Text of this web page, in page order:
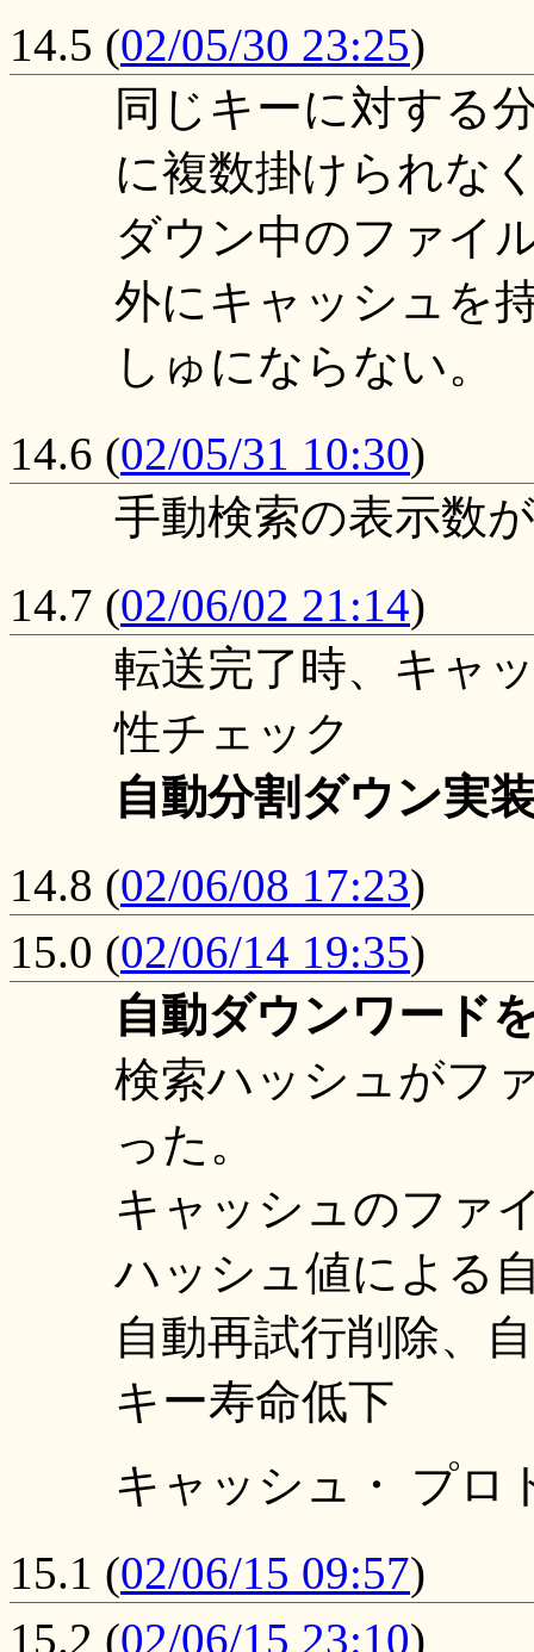
14.5 (02/05/30 23:25)
同じキーに対する
に複数掛けられな
ダウン中のファイ
外にキャッシュを
しゅにならない。
14.6 (02/05/31 10:30)
手動検索の表示数
14.7 (02/06/02 21:14)
転送完了時、キャ
性チェック
自動分割ダウン実
14.8 (02/06/08 17:23)
15.0 (02/06/14 19:35)
自動ダウンワード
検索ハッシュがフ
った。
キャッシュのファ
ハッシュ値による
自動再試行削除、
キー寿命低下
キャッシュ・ プロ
15.1 (02/06/15 09:57)
15.2 (02/06/15 23:10)